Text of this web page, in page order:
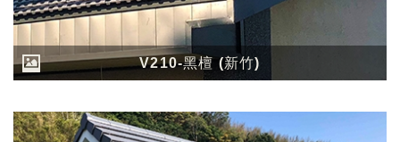
V210-黑檀 (新竹)